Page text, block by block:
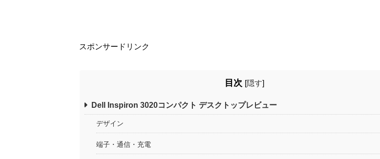
スポンサードリンク
目次 [隠す]
Dell Inspiron 3020コンパクト デスクトップレビュー
デザイン
端子・通信・充電